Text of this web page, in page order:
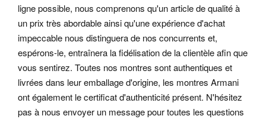
ligne possible, nous comprenons qu'un article de qualité à
un prix très abordable ainsi qu'une expérience d'achat
impeccable nous distinguera de nos concurrents et,
espérons-le, entraînera la fidélisation de la clientèle afin que
vous sentirez. Toutes nos montres sont authentiques et
livrées dans leur emballage d'origine, les montres Armani
ont également le certificat d'authenticité présent. N'hésitez
pas à nous envoyer un message pour toutes les questions